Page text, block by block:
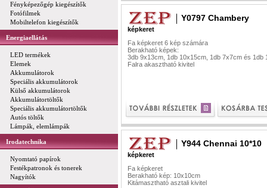
Fényképezőgép kiegészítők
Fotófilmek
Mobiltelefon kiegészítők
Energiaellátás
LED termékek
Elemek
Akkumulátorok
Speciális akkumulátorok
Külső akkumulátorok
Akkumulátortöltők
Speciális akkumulátortöltők
Autós töltők
Lámpák, elemlámpák
Irodatechnika
Nyomtató papírok
Festékpatronok és tonerek
Nagyítók
Y0797 Chambery
képkeret
Fa képkeret 6 kép számára
Berakható képek:
3db 9x13cm, 1db 10x15cm, 1db 7x7cm és 1db
Falra akasztható kivitel
Y944 Chennai 10*10
képkeret
Fa képkeret
Berakható kép: 10x10cm
Kitámasztható asztali kivitel